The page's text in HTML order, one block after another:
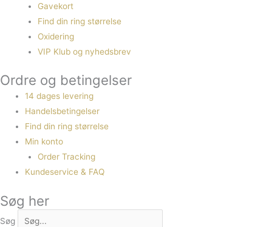
Gavekort
Find din ring størrelse
Oxidering
VIP Klub og nyhedsbrev
Ordre og betingelser
14 dages levering
Handelsbetingelser
Find din ring størrelse
Min konto
Order Tracking
Kundeservice & FAQ
Søg her
Søg